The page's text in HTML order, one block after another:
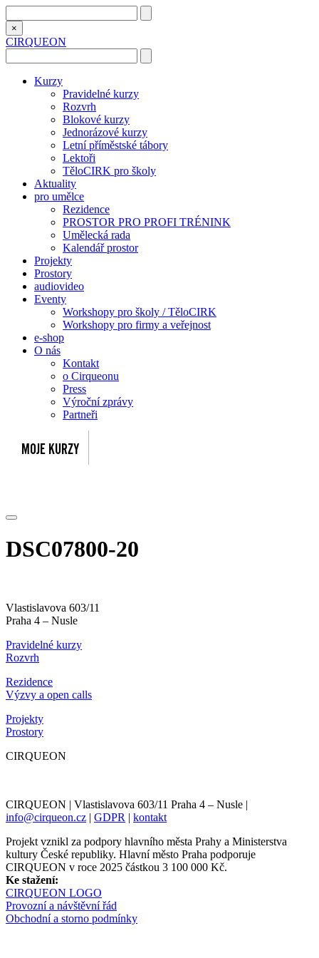
×
CIRQUEON
Kurzy
Pravidelné kurzy
Rozvrh
Blokové kurzy
Jednorázové kurzy
Letní příměstské tábory
Lektoři
TěloCIRK pro školy
Aktuality
pro umělce
Rezidence
PROSTOR PRO PROFI TRÉNINK
Umělecká rada
Kalendář prostor
Projekty
Prostory
audiovideo
Eventy
Workshopy pro školy / TěloCIRK
Workshopy pro firmy a veřejnost
e-shop
O nás
Kontakt
o Cirqueonu
Press
Výroční zprávy
Partneři
DSC07800-20
Vlastislavova 603/11
Praha 4 – Nusle
Pravidelné kurzy
Rozvrh
Rezidence
Výzvy a open calls
Projekty
Prostory
CIRQUEON
CIRQUEON | Vlastislavova 603/11 Praha 4 – Nusle |
info@cirqueon.cz | GDPR | kontakt
Projekt vznikl za podpory hlavního města Prahy a Ministerstva
kultury České republiky. Hlavní město Praha podporuje
CIRQUEON v roce 2025 částkou 3 100 000 Kč.
Ke stažení:
CIRQUEON LOGO
Provozní a návštěvní řád
Obchodní a storno podmínky